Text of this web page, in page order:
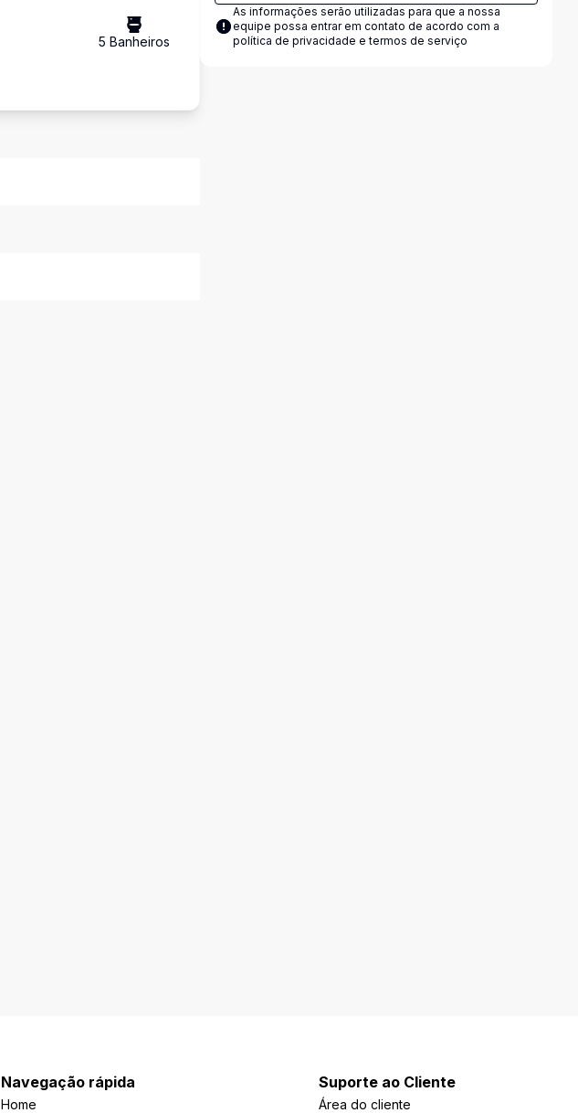
5 Banheiros
As informações serão utilizadas para que a nossa
equipe possa entrar em contato de acordo com a
política de privacidade e termos de serviço
Navegação rápida
Home
Suporte ao Cliente
Área do cliente